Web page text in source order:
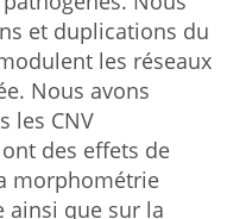
et duplications du
les réseaux
Nous avons
les CNV
des effets de
morphométrie
ainsi que sur la